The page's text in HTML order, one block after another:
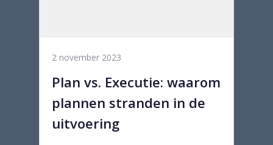
2 november 2023
Plan vs. Executie: waarom
plannen stranden in de
uitvoering